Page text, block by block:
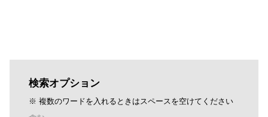
検索オプション
※ 複数のワードを入れるときはスペースを空けてください